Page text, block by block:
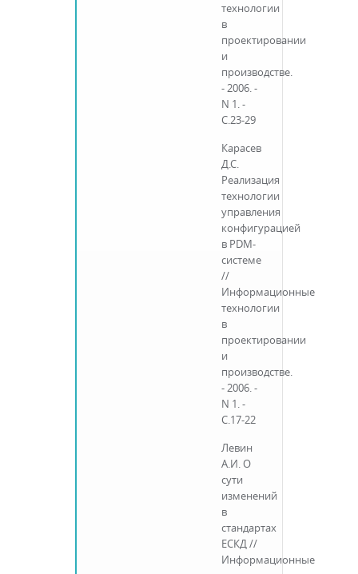
технологии
в
проектировании
и
производстве.
- 2006. -
N 1. -
С.23-29
Карасев
Д.С.
Реализация
технологии
управления
конфигурацией
в PDM-
системе
//
Информационные
технологии
в
проектировании
и
производстве.
- 2006. -
N 1. -
С.17-22
Левин
А.И. О
сути
изменений
в
стандартах
ЕСКД //
Информационные